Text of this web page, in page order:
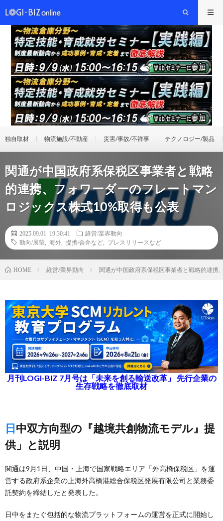
独自取材 物流施設/不動産 災害/事故/不祥事 テクノロジー/製品
関通が中国政府系保税区事業者と戦略
的連携、フォワーダーのフレートマン
ロジックス株式10%取得も公表
2025.09.01 19:30:41
経営/業界動向
動向/展望
海外 提携/合弁など プレスリリースなど
HOME 経営/業界動向 関通が中国政府系保税区事業者と戦略的連携
月刊LOGI-BIZ 7月号は「未来を創る輸送改革」 先行企業の
生存戦略を徹底取材
日中双方向型の『越境共創物流モデル』提
供」と説明
関通は9月1日、中国・上海で国家戦略エリア「外高橋保税区」を運
営する政府系企業の上海外高橋港総合保税区発展有限公司と業務委
託契約を締結したと発表した。
日中をまたぐ包括的な物流プラットフォームの運営を正式に開始し